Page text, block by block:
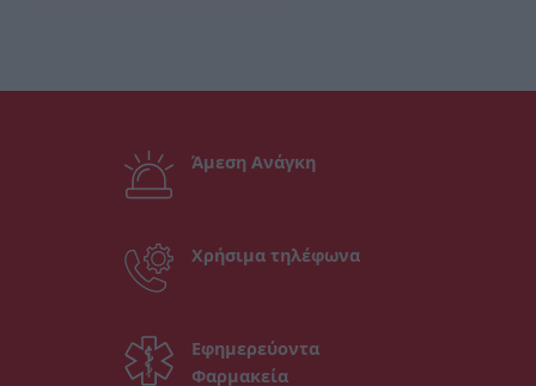
Άμεση Ανάγκη
Χρήσιμα τηλέφωνα
Εφημερεύοντα
Φαρμακεία